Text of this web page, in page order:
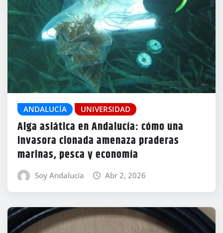
ANDALUCÍA UNIVERSIDAD
Alga asiática en Andalucía: cómo una
invasora clonada amenaza praderas
marinas, pesca y economía
Soy Andalucía Abr 2, 2026